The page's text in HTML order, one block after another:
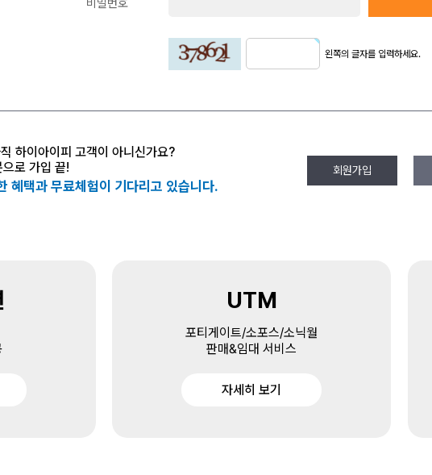
비밀번호
왼쪽의 글자를 입력하세요.
하이아이피 고객이 아니신가요?
으로 가입 끝!
혜택과 무료체험이 기다리고 있습니다.
회원가입
UTM
포티게이트/소포스/소닉월
판매&임대 서비스
자세히 보기